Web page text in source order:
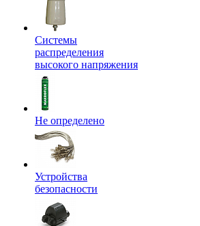
Системы
распределения
высокого напряжения
Не определено
Устройства
безопасности